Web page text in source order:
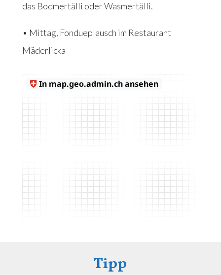
das Bodmertälli oder Wasmertälli.
• Mittag, Fondueplausch im Restaurant
Mäderlicka
Tipp